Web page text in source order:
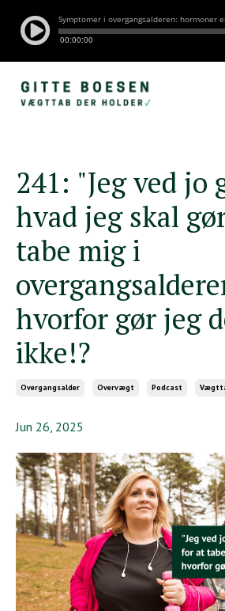
241: "Jeg ved jo
hvad jeg skal
tabe mig i
hvorfor gør jeg
ikke!?
Overgangsalder Overvægt Podcast
Jun 26, 2025